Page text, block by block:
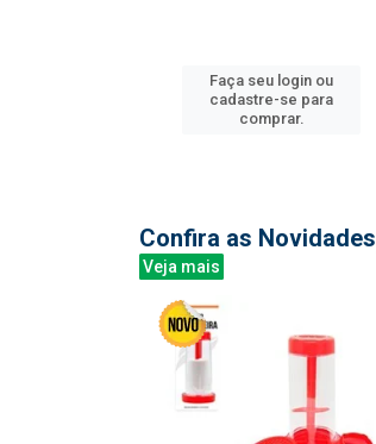
Faça seu login ou
cadastre-se para
comprar.
Confira as Novidades
Veja mais